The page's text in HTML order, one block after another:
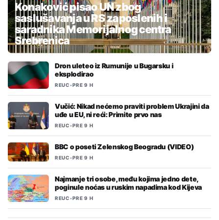
Konaković pisao UN zbog
saslušavanja u RS zaposlenih i
saradnika Memorijalnog centra
Srebrenica
Dron uleteo iz Rumunije u Bugarsku i
eksplodirao
REUC•PRE 9 H
Vučić: Nikad nećemo praviti problem Ukrajini da
uđe u EU, ni reći: Primite prvo nas
REUC•PRE 9 H
BBC o poseti Zelenskog Beogradu (VIDEO)
REUC•PRE 9 H
Najmanje tri osobe, među kojima jedno dete,
poginule noćas u ruskim napadima kod Kijeva
REUC•PRE 9 H